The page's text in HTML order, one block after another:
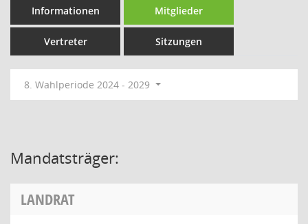
Informationen Mitglieder
Vertreter Sitzungen
8. Wahlperiode 2024 - 2029
Mandatsträger:
LANDRAT